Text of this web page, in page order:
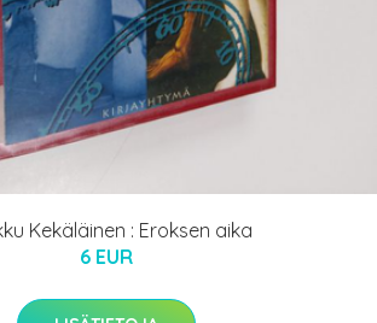
Kekäläinen : Eroksen aika
6 EUR